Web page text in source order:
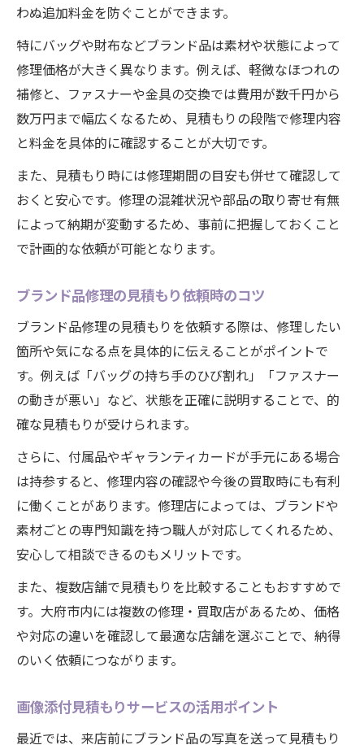
わぬ追加料金を防ぐことができます。
特にバッグや財布などブランド品は素材や状態によって
修理価格が大きく異なります。例えば、軽微なほつれの
補修と、ファスナーや金具の交換では費用が数千円から
数万円まで幅広くなるため、見積もりの段階で修理内容
と料金を具体的に確認することが大切です。
また、見積もり時には修理期間の目安も併せて確認して
おくと安心です。修理の混雑状況や部品の取り寄せ有無
によって納期が変動するため、事前に把握しておくこと
で計画的な依頼が可能となります。
ブランド品修理の見積もり依頼時のコツ
ブランド品修理の見積もりを依頼する際は、修理したい
箇所や気になる点を具体的に伝えることがポイントで
す。例えば「バッグの持ち手のひび割れ」「ファスナー
の動きが悪い」など、状態を正確に説明することで、的
確な見積もりが受けられます。
さらに、付属品やギャランティカードが手元にある場合
は持参すると、修理内容の確認や今後の買取時にも有利
に働くことがあります。修理店によっては、ブランドや
素材ごとの専門知識を持つ職人が対応してくれるため、
安心して相談できるのもメリットです。
また、複数店舗で見積もりを比較することもおすすめで
す。大府市内には複数の修理・買取店があるため、価格
や対応の違いを確認して最適な店舗を選ぶことで、納得
のいく依頼につながります。
画像添付見積もりサービスの活用ポイント
最近では、来店前にブランド品の写真を送って見積もり